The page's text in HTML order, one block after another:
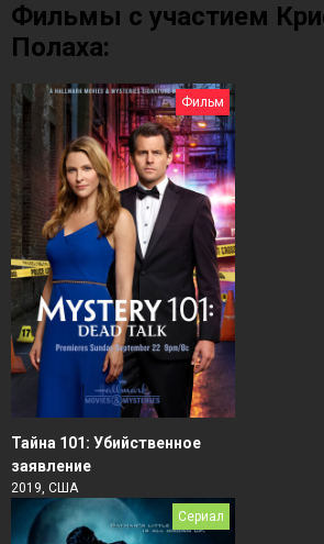
Фильмы с участием
Полаха:
Фильм
Тайна 101: Убийственное
заявление
2019, США
Сериал